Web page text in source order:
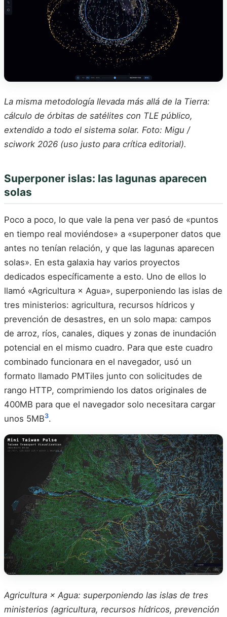
La misma metodología llevada más allá de la Tierra:
cálculo de órbitas de satélites con TLE público,
extendido a todo el sistema solar. Foto: Migu /
sciwork 2026 (uso justo para crítica editorial).
Superponer islas: las lagunas aparecen
solas
Poco a poco, lo que vale la pena ver pasó de «puntos
en tiempo real moviéndose» a «superponer datos que
antes no tenían relación, y que las lagunas aparecen
solas». En esta galaxia hay varios proyectos
dedicados específicamente a esto. Uno de ellos lo
llamó «Agricultura × Agua», superponiendo las islas de
tres ministerios: agricultura, recursos hídricos y
prevención de desastres, en un solo mapa: campos
de arroz, ríos, canales, diques y zonas de inundación
potencial en el mismo cuadro. Para que este cuadro
combinado funcionara en el navegador, usó un
formato llamado PMTiles junto con solicitudes de
rango HTTP, comprimiendo los datos originales de
400MB para que el navegador solo necesitara cargar
unos 5MB3.
Agricultura × Agua: superponiendo las islas de tres
ministerios (agricultura, recursos hídricos, prevención